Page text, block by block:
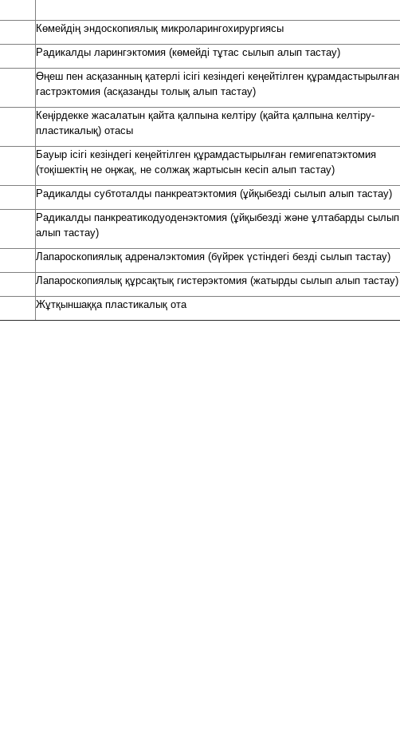
Көмейдің эндоскопиялық микроларингохирургиясы
Радикалды ларингэктомия (көмейді тұтас сылып алып тастау)
Өңеш пен асқазанның қатерлі ісігі кезіндегі кеңейтілген құрамдастырылған
гастрэктомия (асқазанды толық алып тастау)
Кеңірдекке жасалатын қайта қалпына келтіру (қайта қалпына келтіру-
пластикалық) отасы
Бауыр ісігі кезіндегі кеңейтілген құрамдастырылған гемигепатэктомия
(тоқішектің не оңжақ, не солжақ жартысын кесіп алып тастау)
Радикалды субтоталды панкреатэктомия (ұйқыбезді сылып алып тастау)
Радикалды панкреатикодуоденэктомия (ұйқыбезді және ұлтабарды сылып
алып тастау)
Лапароскопиялық адреналэктомия (бүйрек үстіндегі безді сылып тастау)
Лапароскопиялық құрсақтық гистерэктомия (жатырды сылып алып тастау)
Жұтқыншаққа пластикалық ота